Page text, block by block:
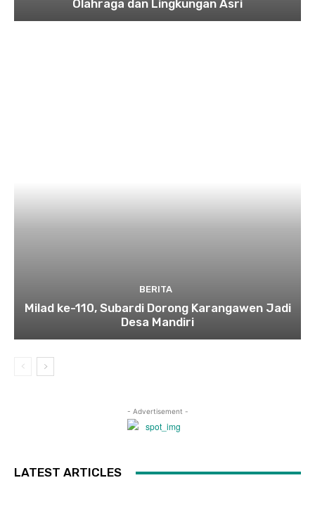
Olahraga dan Lingkungan Asri
BERITA
Milad ke-110, Subardi Dorong Karangawen Jadi
Desa Mandiri
- Advertisement -
LATEST ARTICLES